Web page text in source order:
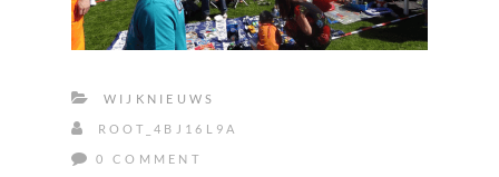
WIJKNIEUWS
ROOT_4BJ16L9A
0 COMMENT